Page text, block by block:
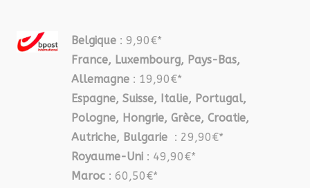
Belgique : 9,90€*
France, Luxembourg, Pays-Bas,
Allemagne : 19,90€*
Espagne, Suisse, Italie, Portugal,
Pologne, Hongrie, Grèce, Croatie,
Autriche, Bulgarie : 29,90€*
Royaume-Uni : 49,90€*
Maroc : 60,50€*